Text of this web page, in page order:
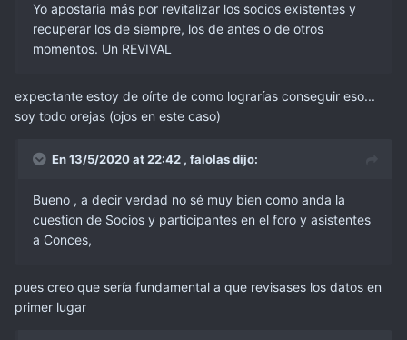
Yo apostaria más por revitalizar los socios existentes y
recuperar los de siempre, los de antes o de otros
momentos. Un REVIVAL
expectante estoy de oírte de como lograrías conseguir eso...
soy todo orejas (ojos en este caso)
En 13/5/2020 at 22:42 , falolasdijo:
Bueno , a decir verdad no sé muy bien como anda la
cuestion de Socios y participantes en el foro y asistentes
a Conces,
pues creo que sería fundamental a que revisases los datos en
primer lugar